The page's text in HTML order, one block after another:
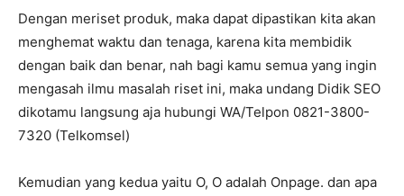
Dengan meriset produk, maka dapat dipastikan kita akan
menghemat waktu dan tenaga, karena kita membidik
dengan baik dan benar, nah bagi kamu semua yang ingin
mengasah ilmu masalah riset ini, maka undang Didik SEO
dikotamu langsung aja hubungi WA/Telpon 0821-3800-
7320 (Telkomsel)
Kemudian yang kedua yaitu O, O adalah Onpage. dan apa